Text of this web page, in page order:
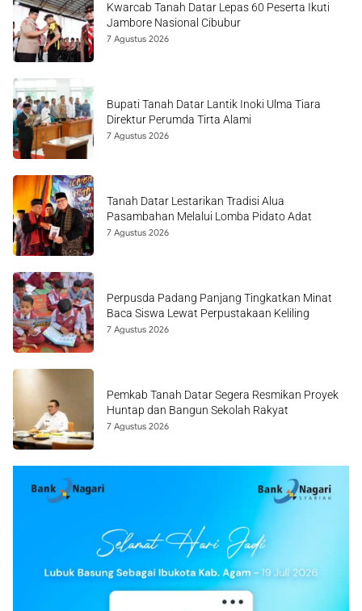
Kwarcab Tanah Datar Lepas 60 Peserta Ikuti
Jambore Nasional Cibubur
7 Agustus 2026
Bupati Tanah Datar Lantik Inoki Ulma Tiara
Direktur Perumda Tirta Alami
7 Agustus 2026
Tanah Datar Lestarikan Tradisi Alua
Pasambahan Melalui Lomba Pidato Adat
7 Agustus 2026
Perpusda Padang Panjang Tingkatkan Minat
Baca Siswa Lewat Perpustakaan Keliling
7 Agustus 2026
Pemkab Tanah Datar Segera Resmikan Proyek
Huntap dan Bangun Sekolah Rakyat
7 Agustus 2026